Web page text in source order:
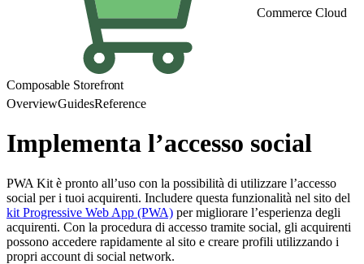
Commerce Cloud
Composable Storefront
OverviewGuidesReference
Implementa l’accesso social
PWA Kit è pronto all’uso con la possibilità di utilizzare l’accesso
social per i tuoi acquirenti. Includere questa funzionalità nel sito del
kit Progressive Web App (PWA) per migliorare l’esperienza degli
acquirenti. Con la procedura di accesso tramite social, gli acquirenti
possono accedere rapidamente al sito e creare profili utilizzando i
propri account di social network.